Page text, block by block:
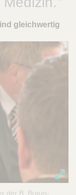
gleichwertig
der B. Braun-